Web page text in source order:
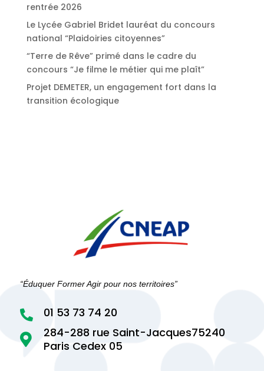
rentrée 2026
Le Lycée Gabriel Bridet lauréat du concours
national “Plaidoiries citoyennes”
“Terre de Rêve” primé dans le cadre du
concours “Je filme le métier qui me plaît”
Projet DEMETER, un engagement fort dans la
transition écologique
“Éduquer Former Agir pour nos territoires”


284-288 rue Saint-Jacques75240
Paris Cedex 05
01 53 73 74 20